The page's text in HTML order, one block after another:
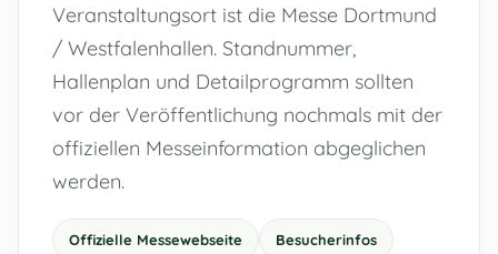
Veranstaltungsort ist die Messe Dortmund
/ Westfalenhallen. Standnummer,
Hallenplan und Detailprogramm sollten
vor der Veröffentlichung nochmals mit der
offiziellen Messeinformation abgeglichen
werden.
Offizielle Messewebseite Besucherinfos